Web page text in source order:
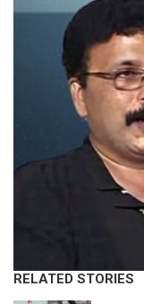
RELATED STORIES
KERALA